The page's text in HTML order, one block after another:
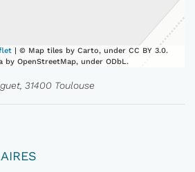
| © Map tiles by Carto, under CC BY 3.0.
by OpenStreetMap, under ODbL.
31400 Toulouse